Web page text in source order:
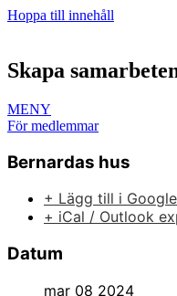
Hoppa till innehåll
Skapa
MENY
För medlemmar
Bernardas hus
+ Lägg till i
+ iCal / Outlook
Datum
mar 08 2024